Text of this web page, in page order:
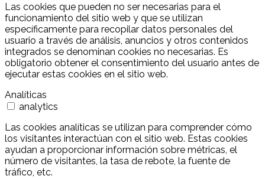
Las cookies que pueden no ser necesarias para el
funcionamiento del sitio web y que se utilizan
específicamente para recopilar datos personales del
usuario a través de análisis, anuncios y otros contenidos
integrados se denominan cookies no necesarias. Es
obligatorio obtener el consentimiento del usuario antes de
ejecutar estas cookies en el sitio web.
Analíticas
analytics
Las cookies analíticas se utilizan para comprender cómo
los visitantes interactúan con el sitio web. Estas cookies
ayudan a proporcionar información sobre métricas, el
número de visitantes, la tasa de rebote, la fuente de
tráfico, etc.